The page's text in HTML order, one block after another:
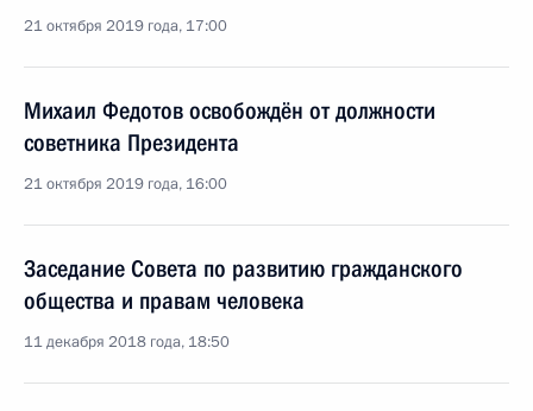
21 октября 2019 года, 17:00
Михаил Федотов освобождён от должности
советника Президента
21 октября 2019 года, 16:00
Заседание Совета по развитию гражданского
общества и правам человека
11 декабря 2018 года, 18:50